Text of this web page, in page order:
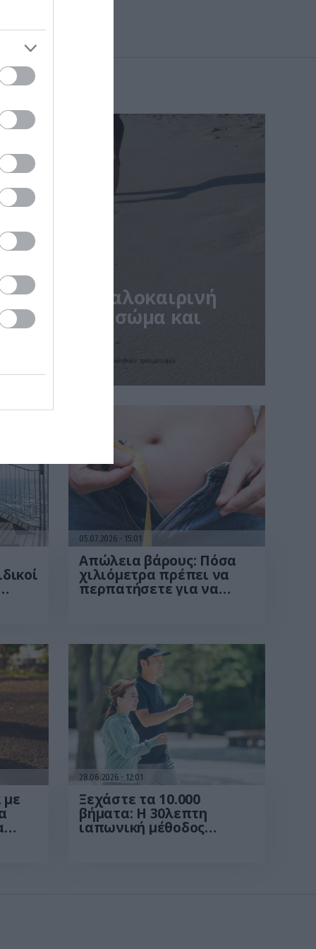
άμμο: Η καλοκαιρινή
το σώμα και
τα 60
πρέπει να αποφεύγονται για να μην προκληθούν τραυματισμοί
05.07.2026 15:01
Απώλεια βάρους: Πόσα
χιλιόμετρα πρέπει να
περπατήσετε για να
28.06.2026 12:01
Ξεχάστε τα 10.000
βήματα: Η 30λεπτη
ιαπωνική μέθοδος